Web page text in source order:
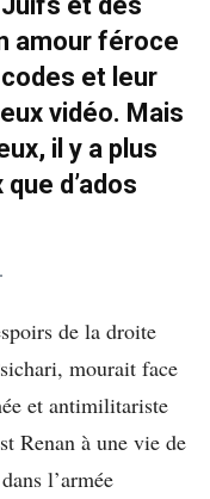
amour féroce
et leur
vidéo. Mais
il y a plus
d’ados
de la droite
mourait face
et antimilitariste
Renan à une vie de
l’armée